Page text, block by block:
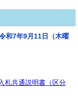
和7年9月11 日（木曜
札共通説明書（区分